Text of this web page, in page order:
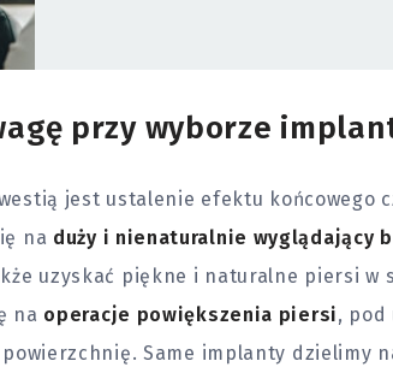
przy wyborze
jest ustalenie efektu końcowego
na duży i nienaturalnie wyglądający
uzyskać piękne i naturalne piersi w
na operacje powiększenia piersi, pod
powierzchnię. Same implanty dzielimy